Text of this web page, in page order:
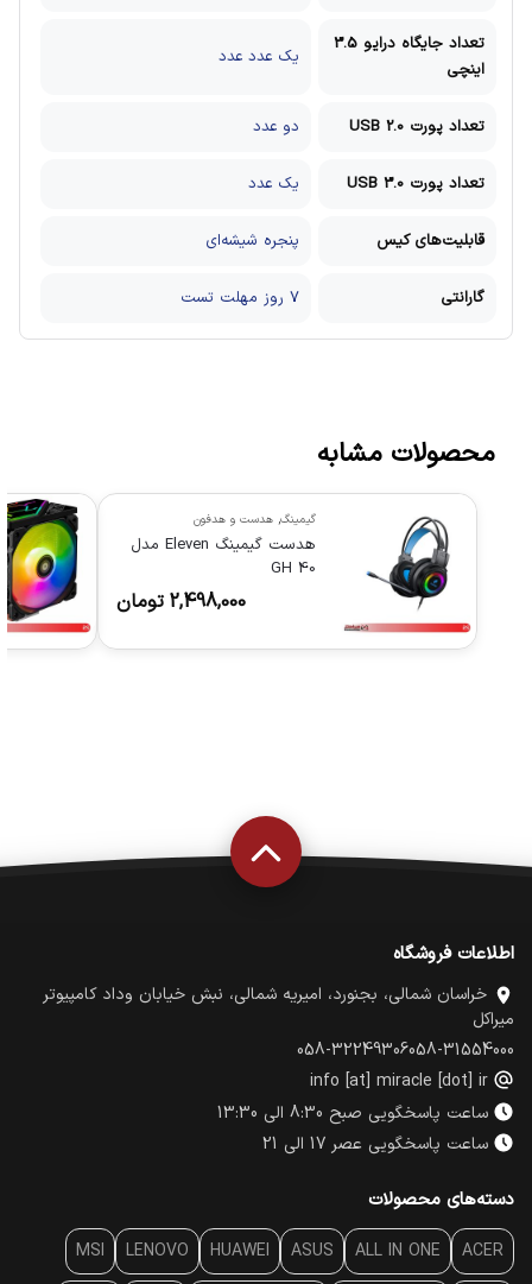
تعداد جایگاه درایو 3.5
اینچی
یک عدد عدد
تعداد پورت USB 2.0 دو عدد
تعداد پورت USB 3.0 یک عدد
قابلیت‌های کیس پنجره شیشه‌ای
گارانتی 7 روز مهلت تست
محصولات مشابه
گیمینگ, هدست و هدفون
هدست گیمینگ Eleven مدل
GH 40
2,498,000 تومان
اطلاعات فروشگاه
خراسان شمالی، بجنورد، امیریه شمالی، نبش خیابان وداد کامپیوتر
میراکل
058-31554000
058-32249306
info [at] miracle [dot] ir
ساعت پاسخگویی صبح 8:30 الی 13:30
ساعت پاسخگویی عصر 17 الی 21
دسته‌های محصولات
ACER
ALL IN ONE
ASUS
HUAWEI
LENOVO
MSI